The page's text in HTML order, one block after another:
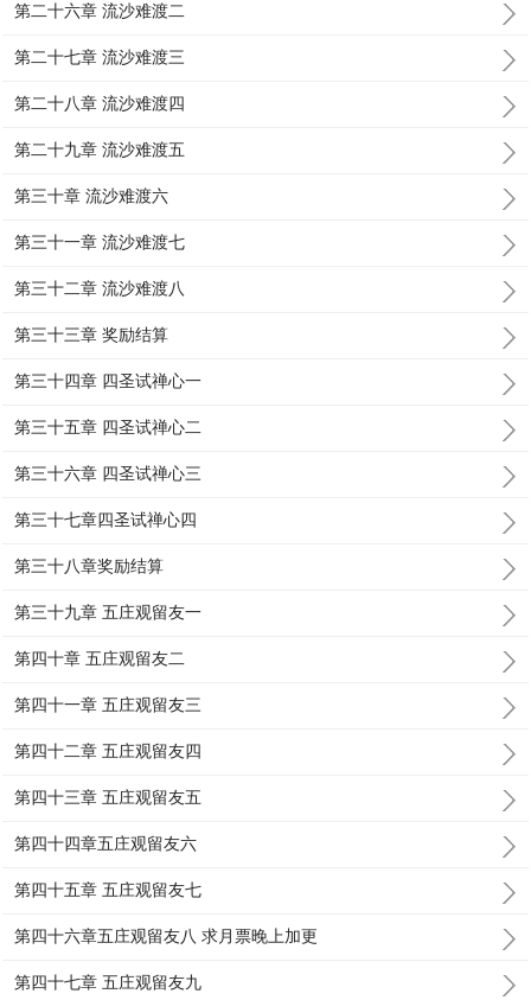
第二十六章 流沙难渡二
第二十七章 流沙难渡三
第二十八章 流沙难渡四
第二十九章 流沙难渡五
第三十章 流沙难渡六
第三十一章 流沙难渡七
第三十二章 流沙难渡八
第三十三章 奖励结算
第三十四章 四圣试禅心一
第三十五章 四圣试禅心二
第三十六章 四圣试禅心三
第三十七章四圣试禅心四
第三十八章奖励结算
第三十九章 五庄观留友一
第四十章 五庄观留友二
第四十一章 五庄观留友三
第四十二章 五庄观留友四
第四十三章 五庄观留友五
第四十四章五庄观留友六
第四十五章 五庄观留友七
第四十六章五庄观留友八 求月票晚上加更
第四十七章 五庄观留友九